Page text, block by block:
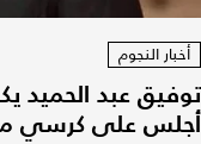
أخبار النجوم
توفيق عبد الحميد
أجلس على كرسي